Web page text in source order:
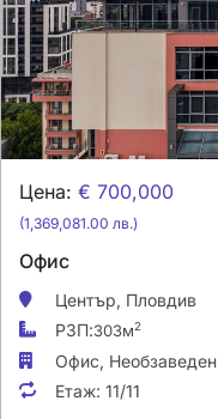
Цена: € 700,000
(1,369,081.00 лв.)
Офис
Център, Пловдив
РЗП:303м2
Офис, Необзаведен
Етаж: 11/11